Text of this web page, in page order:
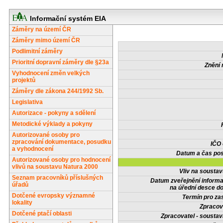
Informační systém EIA
Záměry na území ČR
Záměry mimo území ČR
Podlimitní záměry
Prioritní dopravní záměry dle §23a
Vyhodnocení změn velkých
projektů
Záměry dle zákona 244/1992 Sb.
Legislativa
Autorizace - pokyny a sdělení
Metodické výklady a pokyny
Autorizované osoby pro
zpracování dokumentace, posudku
a vyhodnocení
Autorizované osoby pro hodnocení
vlivů na soustavu Natura 2000
Seznam pracovníků příslušných
úřadů
Dotčené evropsky významné
lokality
Dotčené ptačí oblasti
Znění
IČO
Datum a čas
Vliv na
Datum zveřejnění
na úřední desce
Termín pro
Zpracovatel -